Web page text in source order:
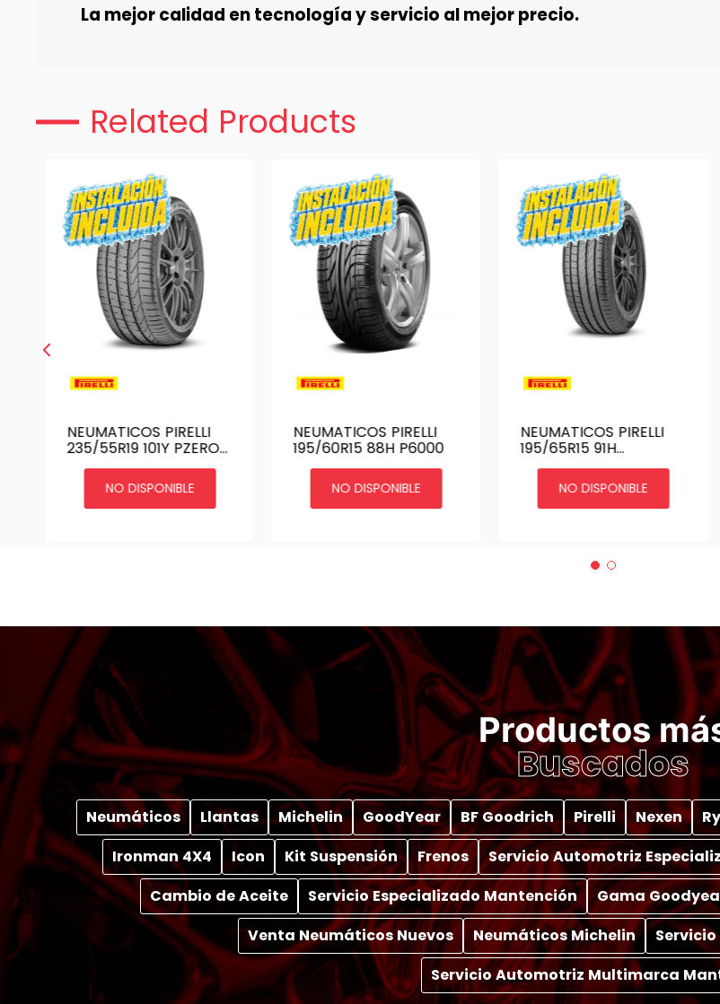
La mejor calidad en tecnología y servicio al mejor precio.
Related Products
NEUMATICOS PIRELLI
235/55R19 101Y PZERO
NO DISPONIBLE
NEUMATICOS PIRELLI
195/60R15 88H P6000
NO DISPONIBLE
NEUMATICOS PIRELLI
195/65R15 91H
CINTURATO P7 | P7
CINT BR/AR
NO DISPONIBLE
Productos
Buscados
Neumáticos Llantas Michelin GoodYear BF Goodrich Pirelli Nexen
Ironman 4X4
Icon Kit Suspensión Frenos Servicio Automotriz
Cambio de Aceite
Servicio Especializado Mantención Gama
Venta Neumáticos Nuevos
Neumáticos Michelin
Servicio Automotriz Multimarca